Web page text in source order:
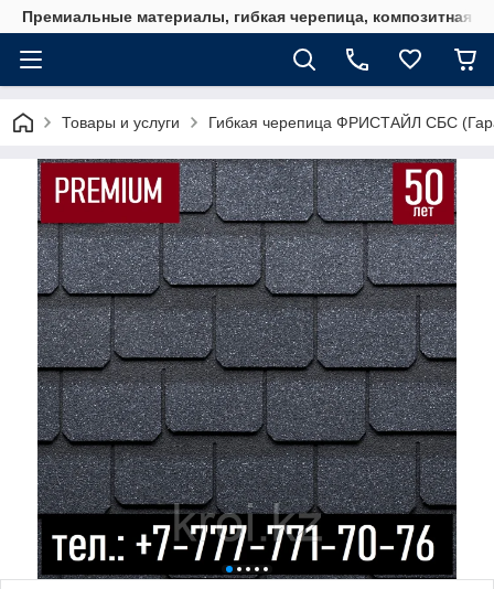
Премиальные материалы, гибкая черепица, композитная
Товары и услуги Гибкая черепица ФРИСТАЙЛ СБС